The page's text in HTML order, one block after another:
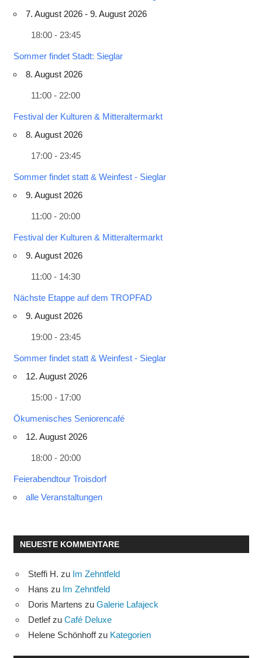
7. August 2026 - 9. August 2026
18:00 - 23:45
Sommer findet Stadt: Sieglar
8. August 2026
11:00 - 22:00
Festival der Kulturen & Mitteraltermarkt
8. August 2026
17:00 - 23:45
Sommer findet statt & Weinfest - Sieglar
9. August 2026
11:00 - 20:00
Festival der Kulturen & Mitteraltermarkt
9. August 2026
11:00 - 14:30
Nächste Etappe auf dem TROPFAD
9. August 2026
19:00 - 23:45
Sommer findet statt & Weinfest - Sieglar
12. August 2026
15:00 - 17:00
Ökumenisches Seniorencafé
12. August 2026
18:00 - 20:00
Feierabendtour Troisdorf
alle Veranstaltungen
NEUESTE KOMMENTARE
Steffi H. zu Im Zehntfeld
Hans zu Im Zehntfeld
Doris Martens zu Galerie Lafajeck
Detlefzu Café Deluxe
Helene Schönhoffzu Kategorien